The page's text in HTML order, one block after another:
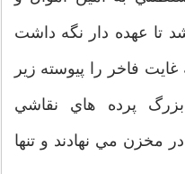
عهده دار نگه داشت
فاخر را پيوسته زير
بزرگ پرده هاي نقاشي
در مخزن مي نهادند و تنها